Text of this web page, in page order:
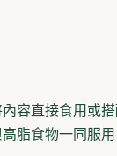
容直接食用或
脂食物一同服